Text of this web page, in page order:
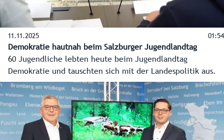
11.11.2025 01:54
Demokratie hautnah beim Salzburger Jugendlandtag
60 Jugendliche lebten heute beim Jugendlandtag
Demokratie und tauschten sich mit der Landespolitik aus.